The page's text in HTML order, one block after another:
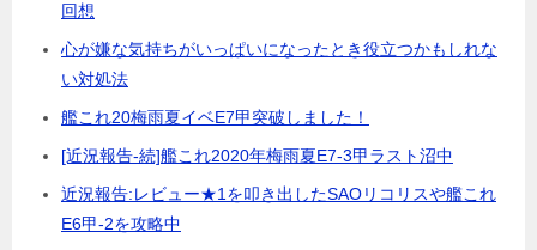
回想
心が嫌な気持ちがいっぱいになったとき役立つかもしれな
い対処法
艦これ20梅雨夏イベE7甲突破しました！
[近況報告-続]艦これ2020年梅雨夏E7-3甲ラスト沼中
近況報告:レビュー★1を叩き出したSAOリコリスや艦これ
E6甲-2を攻略中